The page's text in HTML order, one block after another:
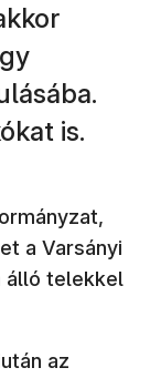
is.
a Varsányi
álló telekkel
meg)
az